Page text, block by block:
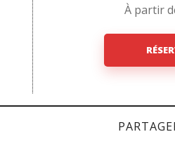
À partir